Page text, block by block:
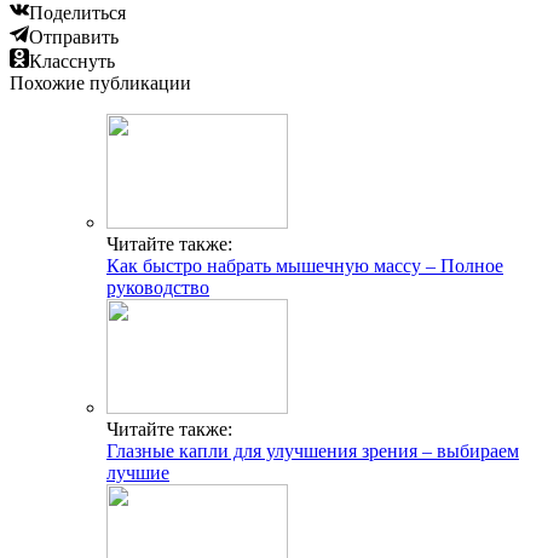
Поделиться
Отправить
Класснуть
Похожие публикации
Читайте также:
Как быстро набрать мышечную массу – Полное
руководство
Читайте также:
Глазные капли для улучшения зрения – выбираем
лучшие